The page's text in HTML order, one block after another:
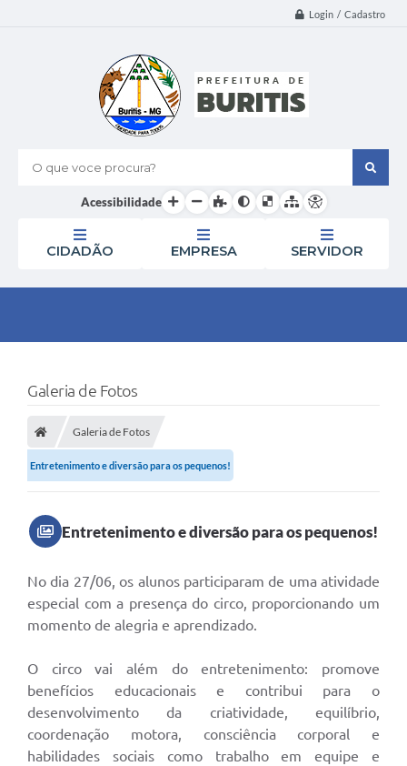
Login / Cadastro
O que voce procura?
Acessibilidade
CIDADÃO EMPRESA SERVIDOR
Galeria de Fotos
Galeria de Fotos
Entretenimento e diversão para os pequenos!
Entretenimento e diversão para os pequenos!
No dia 27/06, os alunos participaram de uma atividade
especial com a presença do circo, proporcionando um
momento de alegria e aprendizado.
O circo vai além do entretenimento: promove
benefícios educacionais e contribui para o
desenvolvimento da criatividade, equilíbrio,
coordenação motora, consciência corporal e
habilidades sociais como trabalho em equipe e